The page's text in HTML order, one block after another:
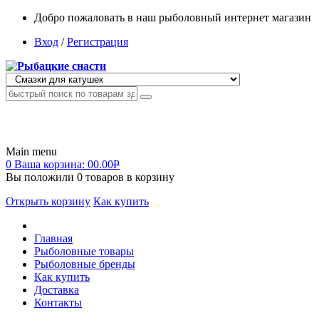
Добро пожаловать в наш рыболовный интернет магазин
Вход /Регистрация
Main menu
0 Ваша корзина: 00.00Р
Вы положили 0 товаров в корзину
Открыть корзину Как купить
Главная
Рыболовные товары
Рыболовные бренды
Как купить
Доставка
Контакты